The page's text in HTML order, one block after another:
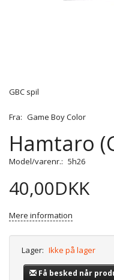
GBC spil
Fra: Game Boy Color
Hamtaro
Model/varenr.: 5h26
40,00DKK
Mere information
Lager: Ikke på lager
Få besked når